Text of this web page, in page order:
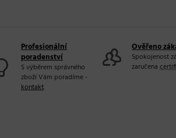
Profesionální
poradenství
S výběrem správného
zboží Vám poradíme -
kontakt.
Ověřeno
Spokojenost
zaručena